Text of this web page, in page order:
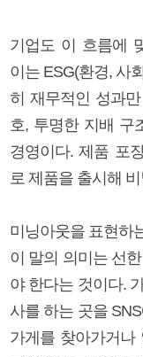
기업도 이 흐름에
이는 ESG(환경, 사
히 재무적인 성과
호, 투명한 지배 구
경영이다. 제품 포
로 제품을 출시해
미닝아웃을 표현하
이 말의 의미는 선
야 한다는 것이다.
사를 하는 곳을
가게를 찾아가거나